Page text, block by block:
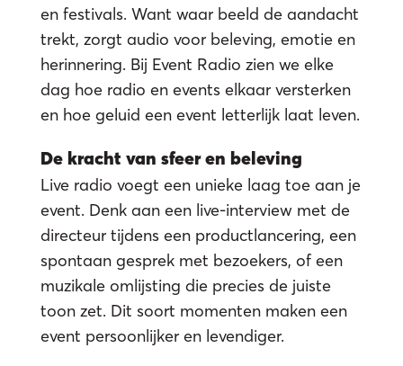
en festivals. Want waar beeld de aandacht
trekt, zorgt audio voor beleving, emotie en
herinnering. Bij Event Radio zien we elke
dag hoe radio en events elkaar versterken
en hoe geluid een event letterlijk laat leven.
De kracht van sfeer en beleving
Live radio voegt een unieke laag toe aan je
event. Denk aan een live-interview met de
directeur tijdens een productlancering, een
spontaan gesprek met bezoekers, of een
muzikale omlijsting die precies de juiste
toon zet. Dit soort momenten maken een
event persoonlijker en levendiger.